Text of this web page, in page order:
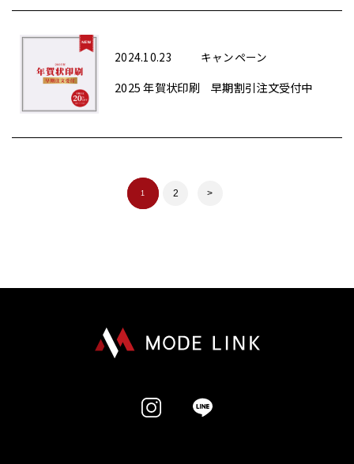
2024.10.23 キャンペーン
2025 年賀状印刷 早期割引注文受付中
1 2 >